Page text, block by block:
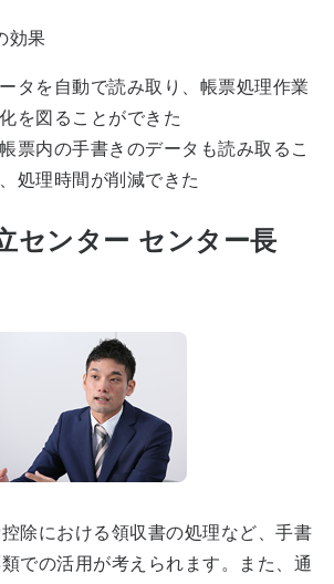
効果
タを自動で読み取り、帳票処理作業
を図ることができた
票内の手書きのデータも読み取るこ
処理時間が削減できた
センター センター長
除における領収書の処理など、手書
での活用が考えられます。また、通